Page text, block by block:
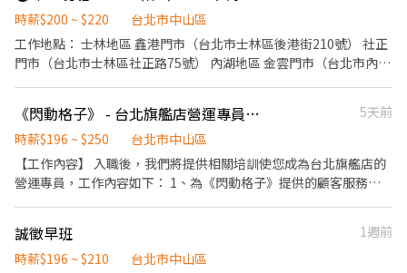
高額獎金！表現佳者日薪高達10000元 ⸻ 【工作時間】 北車 整
天班：9:30-22:00 中山誠品：週日至週四10:30-22:00 / 週五週六
10:30-22:30 松菸誠品：10:30-22:00 信義A8 : 10:30-22:00 ⸻
互動，樂於分享產品 積極主動、具備銷售熱情 對高額獎金有熱情者
尤佳！ 長期工作者為主，短期勿試，謝謝理解。 ⸻ 【面試資
https://www.lovin.tw/ Instagram：
https://www.instagram.com/lovin.520/ Facebook：
https://www.facebook.com/share/168oUCHwrP/?
mibextid=LQQJ4d
時薪$200 ~ $220
台北市中山區
工作地點： 士林地區 鑫港門市（台北市士林區後港街210號） 社正
門市（台北市士林區社正路75號） 內湖地區 金雲門市（台北市內湖
街62號） 中山地區（大直） 大永門市（台北市中山區明水路581巷
15號） 另有專職人員職缺 早、晚班41000-42000（休8天） 夜班
43000-45000（休8天）
《閃動格子》 - 台北旗艦店營運專員-兼職
5天前
時薪$196 ~ $250
台北市中山區
【工作內容】 入職後，我們將提供相關培訓使您成為台北旗艦店的
營運專員，工作內容如下： 1、為《閃動格子》提供的顧客服務，
戲區域整潔並符合安全標準。 6、 其他主管交辦事項。
誠徵早班
1週前
時薪$196 ~ $210
台北市中山區